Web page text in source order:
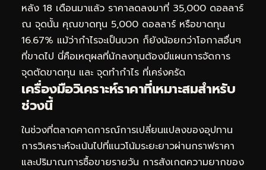
หลัง 18 เดือนมาแล้ว ราคาลดลงมาที่ 35,000 ดอลลาร์
ณ จุดนั้น คุณขาดทุน 5,000 ดอลลาร์ หรือขาดทุน
16.67% แม้ว่ากำไรจะเป็นบวก ก็ยังน้อยกว่าโอกาสอื่นๆ
ที่ขาดไป นี่คือเหตุผลที่นักลงทุนต้องมีแผนการจัดการ
จุดตัดขาดทุน และ จุดทำกำไร ที่เคร่งครัด
เครื่องมือวิเคราะห์ราคาที่เหมาะสมสำหรับ
ช่วงนี้
ในช่วงที่ตลาดคาดการณ์การเปลี่ยนแปลงของอุปทาน
การวิเคราะห์จะเน้นไปที่แนวโน้มระยะยาวผ่านกราฟราคา
และปริมาณการซื้อขายรายวัน การสังเกตความยากของ